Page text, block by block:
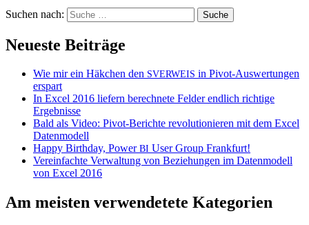
Suchen nach:
Neueste Beiträge
Wie mir ein Häkchen den SVERWEIS in Pivot-Auswertungen
erspart
In Excel 2016 liefern berechnete Felder endlich richtige
Ergebnisse
Bald als Video: Pivot-Berichte revolutionieren mit dem Excel
Datenmodell
Happy Birthday, PowerBI User Group Frankfurt!
Vereinfachte Verwaltung von Beziehungen im Datenmodell
von Excel 2016
Am meisten verwendetete Kategorien